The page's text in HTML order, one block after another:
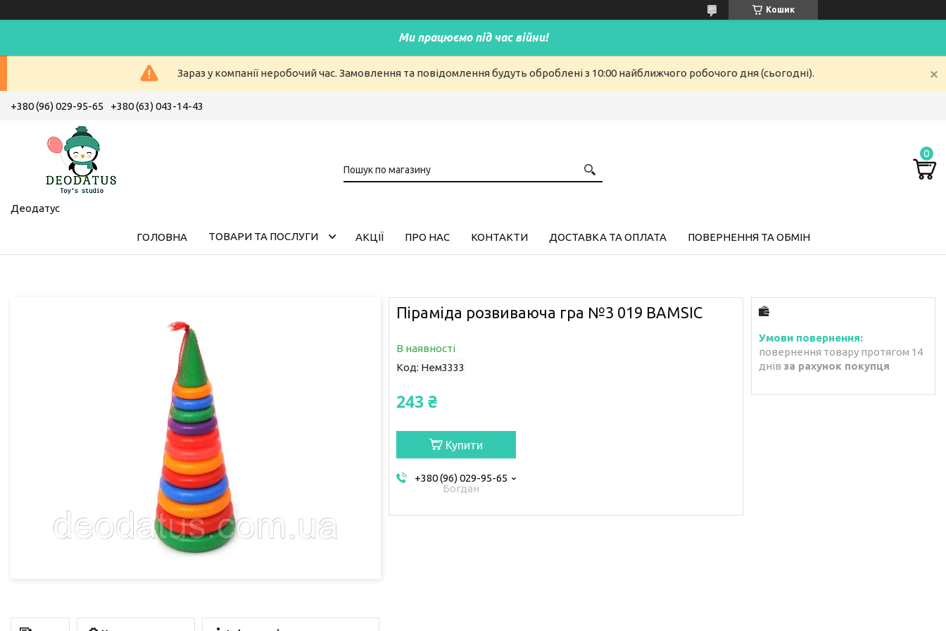
Кошик
Ми працюємо під час війни!
Зараз у компанії неробочий час. Замовлення та повідомлення будуть оброблені з 10:00 найближчого робочого дня (сьогодні).
+380 (96) 029-95-65 +380 (63) 043-14-43
Деодатус
ГОЛОВНА ТОВАРИ ТА ПОСЛУГИ АКЦІЇ ПРО НАС КОНТАКТИ ДОСТАВКА ТА ОПЛАТА ПОВЕРНЕННЯ ТА ОБМІН
Піраміда розвиваюча гра №3 019 BAMSIC
В наявності
Код: Нем3333
243 ₴
Купити
+380 (96) 029-95-65
Богдан
повернення товару протягом 14
днів за рахунок покупця